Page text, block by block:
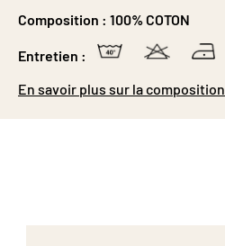
Composition : 100% COTON
Entretien :
En savoir plus sur la composition